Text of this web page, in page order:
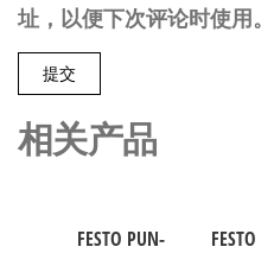
址，以便下次评论时使用。
相关产品
FESTO PUN-
FESTO